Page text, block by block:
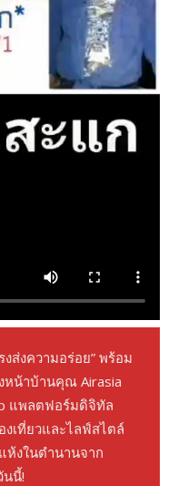
ส่งความอร่อย” พร้อม
หน้าบ้านคุณ Airasia
แพลตฟอร์มดิจิทัล
งเที่ยวและไลฟ์สไตล์
ห้งในตำนานจาก
นนี้!